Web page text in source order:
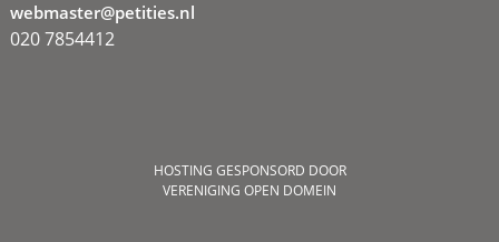
webmaster@petities.nl
020 7854412
HOSTING GESPONSORD DOOR
VERENIGING OPEN DOMEIN